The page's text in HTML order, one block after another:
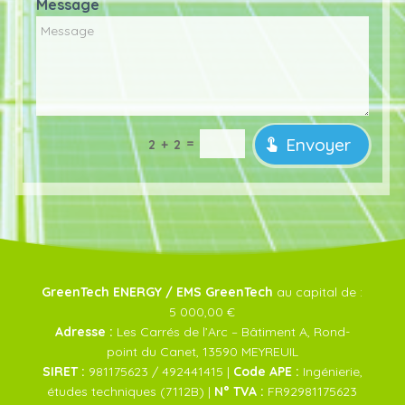
Message
2 + 2 = Envoyer
GreenTech ENERGY / EMS GreenTech au capital de :
5 000,00 €
Adresse : Les Carrés de l’Arc – Bâtiment A, Rond-
point du Canet, 13590 MEYREUIL
SIRET : 981175623 / 492441415 | Code APE : Ingénierie,
études techniques (7112B) | N° TVA : FR92981175623